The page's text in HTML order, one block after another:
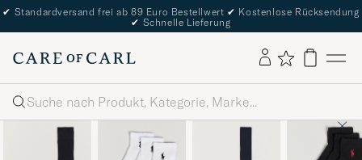
✔ Standardversand frei ab 89 Euro Bestellwert ✔ Kostenlose Rücksendung
✔ Schnelle Lieferung
Suche